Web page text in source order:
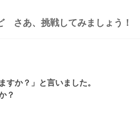
さあ、挑戦してみましょう！
すか？」と言いました。
？